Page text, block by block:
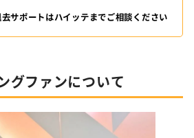
サポートはハイッテまでご相談ください
グファンについて